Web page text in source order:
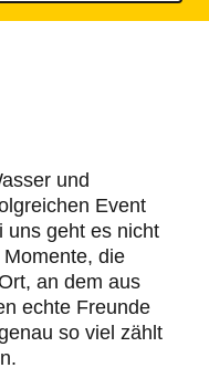
und
Event
uns geht es nicht
die
an dem aus
echte Freunde
so viel zählt